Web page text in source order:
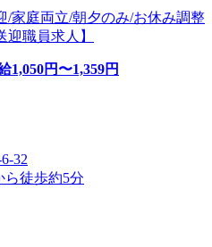
/家庭両立/朝夕のみ/お休み調整
職員求人】
1,050円〜1,359円
32
ら徒歩約5分